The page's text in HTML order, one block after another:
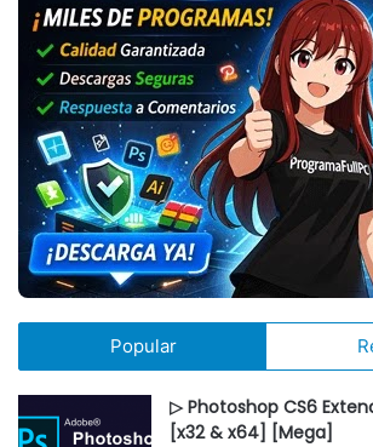
Popular
▷ Photoshop CS6
[x32 & x64] [Mega]